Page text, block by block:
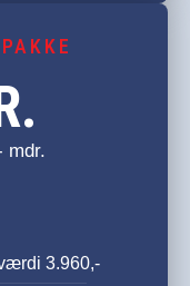
mdr.
3.960,-